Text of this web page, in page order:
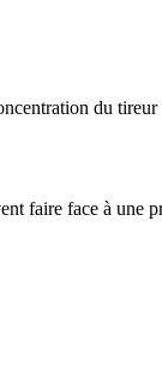
du
faire face à une